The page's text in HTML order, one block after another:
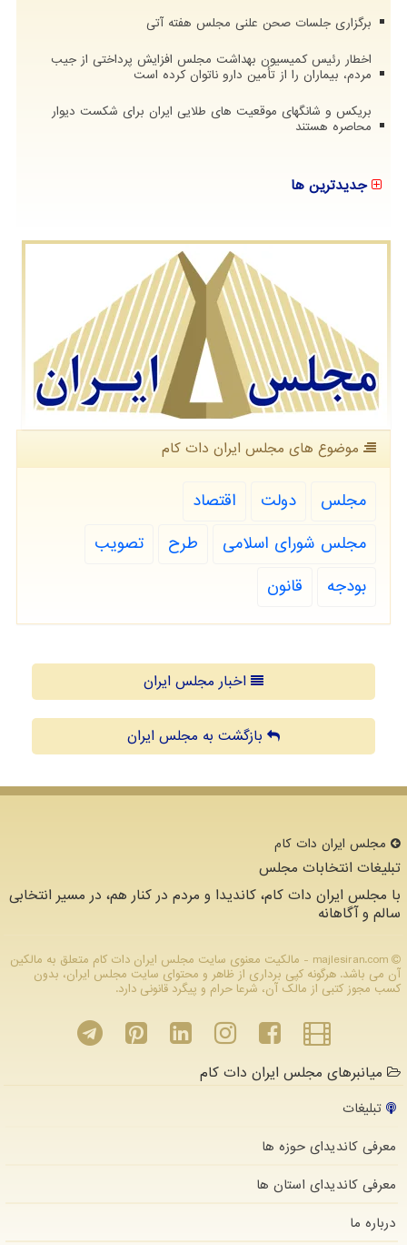
برگزاری جلسات صحن علنی مجلس هفته آتی
اخطار رئیس کمیسیون بهداشت مجلس افزایش پرداختی از جیب
مردم، بیماران را از تأمین دارو ناتوان کرده است
بریکس و شانگهای موقعیت های طلایی ایران برای شکست دیوار
محاصره هستند
جدیدترین ها
موضوع های مجلس ایران دات كام
مجلس دولت
اقتصاد
مجلس شورای اسلامی
طرح
تصویب
بودجه
قانون
اخبار مجلس ایران
بازگشت به مجلس ایران
مجلس ایران دات كام
تبلیغات انتخابات مجلس
با مجلس ایران دات کام، کاندیدا و مردم در کنار هم، در مسیر انتخابی
سالم و آگاهانه
majlesiran.com - مالکیت معنوی سایت مجلس ایران دات كام متعلق به مالکین
آن می باشد. هرگونه کپی برداری از ظاهر و محتوای سایت مجلس ایران، بدون
کسب مجوز کتبی از مالک آن، شرعا حرام و پیگرد قانونی دارد.
میانبرهای مجلس ایران دات کام
تبلیغات
معرفی کاندیدای حوزه ها
معرفی کاندیدای استان ها
درباره ما